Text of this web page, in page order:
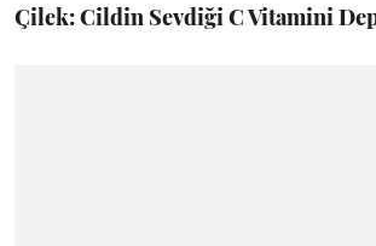
Çilek: Cildin Sevdiği C Vitamini